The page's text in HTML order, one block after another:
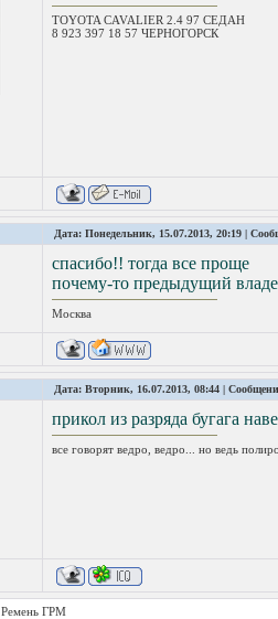
TOYOTA CAVALIER 2.4 97 СЕДАН
8 923 397 18 57 ЧЕРНОГОРСК
Дата: Понедельник, 15.07.2013, 20:19 |
спасибо!! тогда все проще
почему-то предыдущий
Москва
Дата: Вторник, 16.07.2013, 08:44 |
прикол из разряда бугага
все говорят ведро, ведро... но ведь
Ремень ГРМ